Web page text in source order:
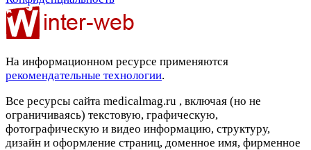
На информационном ресурсе применяются
рекомендательные технологии.
Все ресурсы сайта medicalmag.ru , включая (но не
ограничиваясь) текстовую, графическую,
фотографическую и видео информацию, структуру,
дизайн и оформление страниц, доменное имя, фирменное